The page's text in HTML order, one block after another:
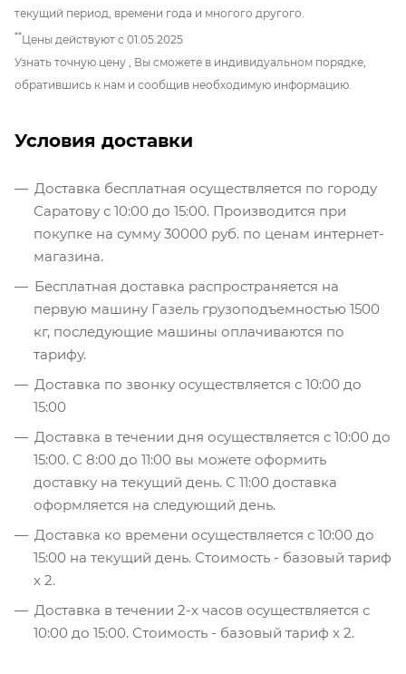
текущий период, времени года и многого другого.
**Цены действуют с 01.05.2025
Узнать точную цену , Вы сможете в индивидуальном порядке,
обратившись к нам и сообщив необходимую информацию.
Условия доставки
Доставка бесплатная осуществляется по городу
Саратову с 10:00 до 15:00. Производится при
покупке на сумму 30000 руб. по ценам интернет-
магазина.
Бесплатная доставка распространяется на
первую машину Газель грузоподъемностью 1500
кг, последующие машины оплачиваются по
тарифу.
Доставка по звонку осуществляется с 10:00 до
15:00
Доставка в течении дня осуществляется с 10:00 до
15:00. С 8:00 до 11:00 вы можете оформить
доставку на текущий день. С 11:00 доставка
оформляется на следующий день.
Доставка ко времени осуществляется с 10:00 до
15:00 на текущий день. Стоимость - базовый тариф
х 2.
Доставка в течении 2-х часов осуществляется с
10:00 до 15:00. Стоимость - базовый тариф х 2.